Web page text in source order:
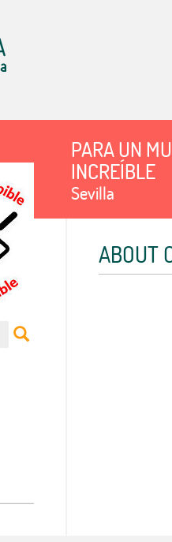
PARA UN
INCREÍBLE
Sevilla
ABOUT